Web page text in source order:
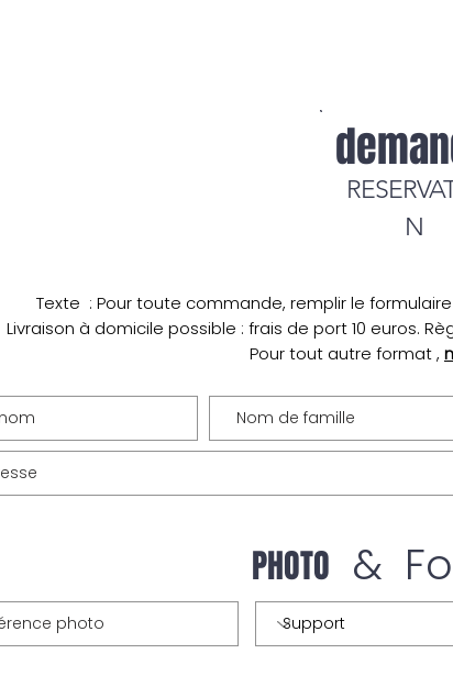
N
Texte : Pour toute commande, remplir le
Livraison à domicile possible : frais de port 10 euros.
Pour tout autre format ,
PHOTO &